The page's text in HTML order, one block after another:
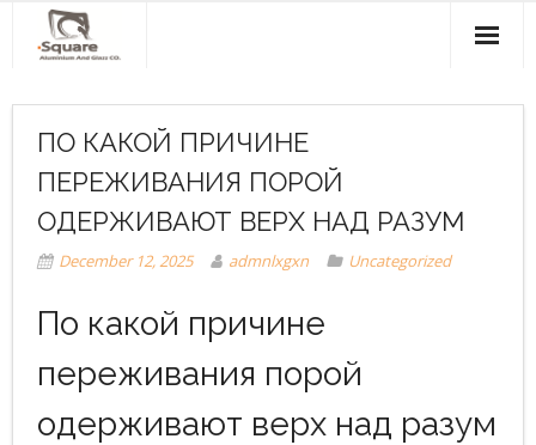
About Us
Products & Services
Projects
ПО КАКОЙ ПРИЧИНЕ
ПЕРЕЖИВАНИЯ ПОРОЙ
ОДЕРЖИВАЮТ ВЕРХ НАД РАЗУМ
December 12, 2025 admnlxgxn Uncategorized
По какой причине
переживания порой
одерживают верх над разум